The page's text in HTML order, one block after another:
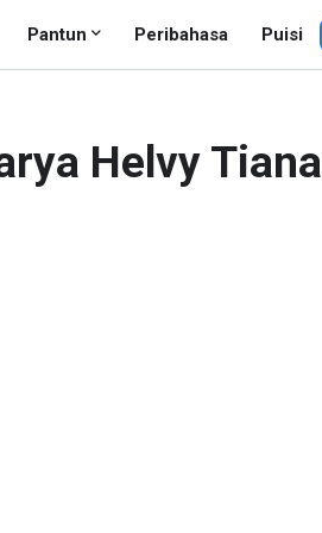
Pantun Peribahasa Puisi
Helvy Tiana